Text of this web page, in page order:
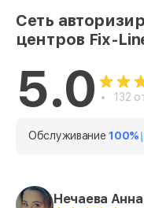
Сеть
центров Fix-
5.0 132
Обслуживание100%
Нечаева Анна